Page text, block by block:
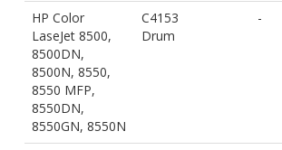
HP Color
LaseJet 8500,
8500DN,
8500N, 8550,
8550 MFP,
8550DN,
8550GN, 8550N
C4153
Drum
-